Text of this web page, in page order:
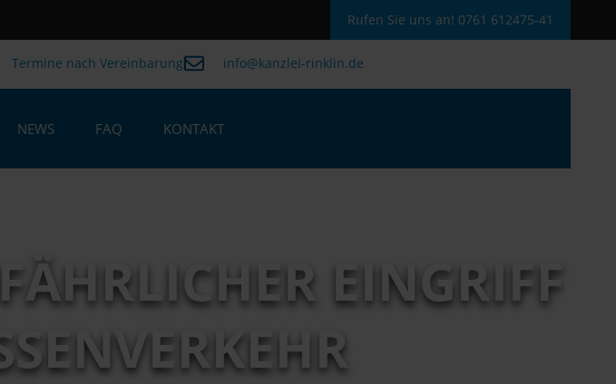
Rufen Sie uns an! 0761 612475-41
Termine nach Vereinbarung info@kanzlei-rinklin.de
NEWS FAQ KONTAKT
EINGRIFF